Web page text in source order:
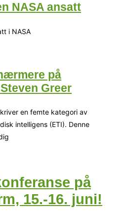
NASA ansatt
i NASA
på
Greer
en femte kategori av
intelligens (ETI). Denne
på
15.-16. juni!